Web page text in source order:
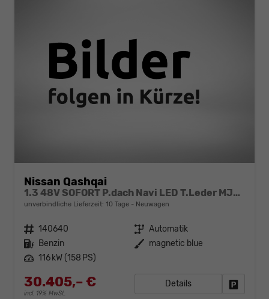
Nissan Qashqai
1.3 48V SOFORT P.dach Navi LED T.Leder MJ25 AT
unverbindliche Lieferzeit: 10 Tage Neuwagen
Fahrzeugnr. 140640 Getriebe Automatik
Kraftstoff Benzin Außenfarbe magnetic blue
Leistung 116 kW (158 PS)
30.405,– €
incl. 19% MwSt.
Details